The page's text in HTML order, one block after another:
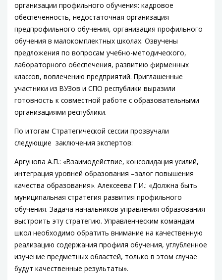
организации профильного обучения: кадровое
обеспеченность, недостаточная организация
предпрофильного обучения, организация профильного
обучения в малокомплектных школах. Озвучены
предложения по вопросам учебно-методического,
лабораторного обеспечения, развитию фирменных
классов, вовлечению предприятий. Приглашенные
участники из ВУЗов и СПО республики выразили
готовность к совместной работе с образовательными
организациями республики.
По итогам Стратегической сессии прозвучали
следующие заключения экспертов:
Аргунова А.П.: «Взаимодействие, консолидация усилий,
интеграция уровней образования –залог повышения
качества образования». Алексеева Г.И.: «Должна быть
муниципальная стратегия развития профильного
обучения. Задача начальников управления образования
выстроить эту стратегию. Управленческим командам
школ необходимо обратить внимание на качественную
реализацию содержания профиля обучения, углубленное
изучение предметных областей, только в этом случае
будут качественные результаты».